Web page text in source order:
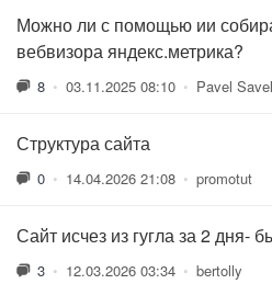
Можно ли с помощью ии
вебвизора яндекс.метрика?
8 • 03.11.2025 08:10 • Pavel
Структура сайта
0 • 14.04.2026 21:08 • promotut
Сайт исчез из гугла за 2 дня-
3 • 12.03.2026 03:34 • bertolly